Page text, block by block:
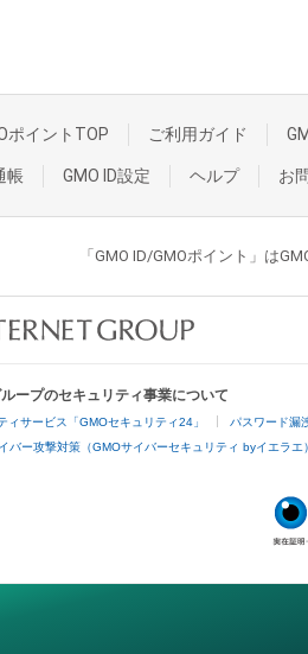
ポイントTOP ご利用ガイド
帳 GMO ID設定 ヘルプ お
「GMO ID/GMOポイント」は
ープのセキュリティ事業について
ィサービス「GMOセキュリティ24」 パスワード漏
バー攻撃対策（GMOサイバーセキュリティ byイエラエ）